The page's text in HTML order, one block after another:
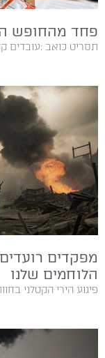
פחד מהחופש
תסריט‭ ‬כואב‭: ‬עובדים‭ ‬קשה‭ ‬בשביל‭ ‬הילדים‭, ‬אבל‭ ‬לא‭ ‬מצליחים‭ ‬להיות‭
מפקדים
הלוחמים שלנו
פיגוע הירי הקטלני